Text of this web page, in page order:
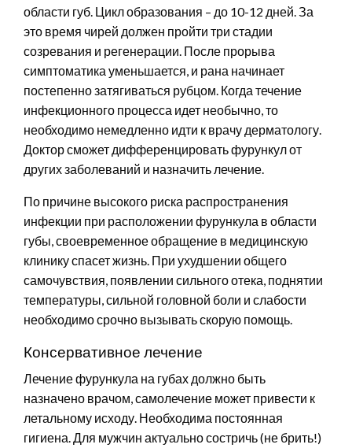
области губ. Цикл образования – до 10-12 дней. За
это время чирей должен пройти три стадии
созревания и регенерации. После прорыва
симптоматика уменьшается, и рана начинает
постепенно затягиваться рубцом. Когда течение
инфекционного процесса идет необычно, то
необходимо немедленно идти к врачу дерматологу.
Доктор сможет дифференцировать фурункул от
других заболеваний и назначить лечение.
По причине высокого риска распространения
инфекции при расположении фурункула в области
губы, своевременное обращение в медицинскую
клинику спасет жизнь. При ухудшении общего
самочувствия, появлении сильного отека, поднятии
температуры, сильной головной боли и слабости
необходимо срочно вызывать скорую помощь.
Консервативное лечение
Лечение фурункула на губах должно быть
назначено врачом, самолечение может привести к
летальному исходу. Необходима постоянная
гигиена. Для мужчин актуально состричь (не брить!)